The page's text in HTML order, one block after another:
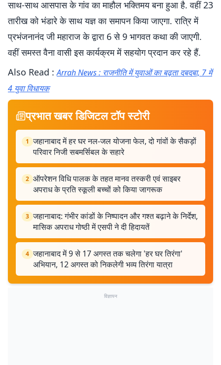
साथ-साथ आसपास के गांव का माहौल भक्तिमय बना हुआ है. वहीं 23
तारीख को भंडारे के साथ यज्ञ का समापन किया जाएगा. रात्रि में
प्रभंजनानंद जी महाराज के द्वारा 6 से 9 भागवत कथा की जाएगी.
वहीं समस्त वैना वासी इस कार्यक्रम में सहयोग प्रदान कर रहे हैं.
Also Read :Arrah News : राजनीति में युवाओं का बढ़ता दबदबा, 7 में
4 युवा विधायक
प्रभात खबर डिजिटल टॉप स्टोरी
1 जहानाबाद में हर घर नल-जल योजना फेल, दो गांवों के सैकड़ों
परिवार निजी सबमर्सिबल के सहारे
2 ऑपरेशन विधि पालक के तहत मानव तस्करी एवं साइबर
अपराध के प्रति स्कूली बच्चों को किया जागरूक
3 जहानाबाद: गंभीर कांडों के निष्पादन और गश्त बढ़ाने के निर्देश,
मासिक अपराध गोष्ठी में एसपी ने दी हिदायतें
4 जहानाबाद में 9 से 17 अगस्त तक चलेगा 'हर घर तिरंगा'
अभियान, 12 अगस्त को निकलेगी भव्य तिरंगा यात्रा
विज्ञापन